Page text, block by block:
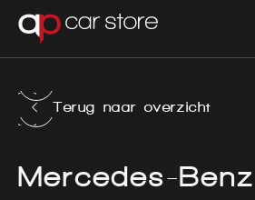
Terug naar overzicht
Mercedes-